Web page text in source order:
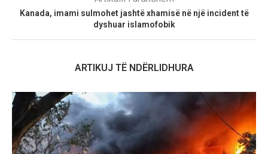
Kanada, imami sulmohet jashtë xhamisë në një incident të
dyshuar islamofobik
ARTIKUJ TË NDËRLIDHURA